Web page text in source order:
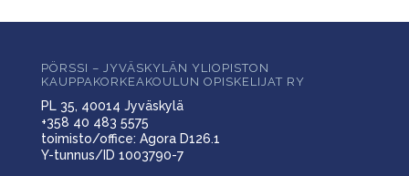
PÖRSSI – JYVÄSKYLÄN YLIOPISTON
KAUPPAKORKEAKOULUN OPISKELIJAT RY
PL 35, 40014 Jyväskylä
+358 40 483 5575
toimisto/office: Agora D126.1
Y-tunnus/ID 1003790-7